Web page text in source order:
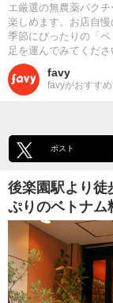
エ厳選の無農薬パク
楽しめます。お店自
季節にぴったりの「
足を運んでみてくださ
favy
favyがおすす
ポスト
後楽園駅より徒
ぷりのベトナム